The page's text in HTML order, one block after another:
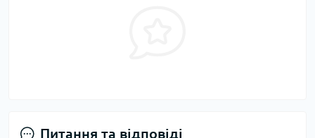
Питання та відповіді